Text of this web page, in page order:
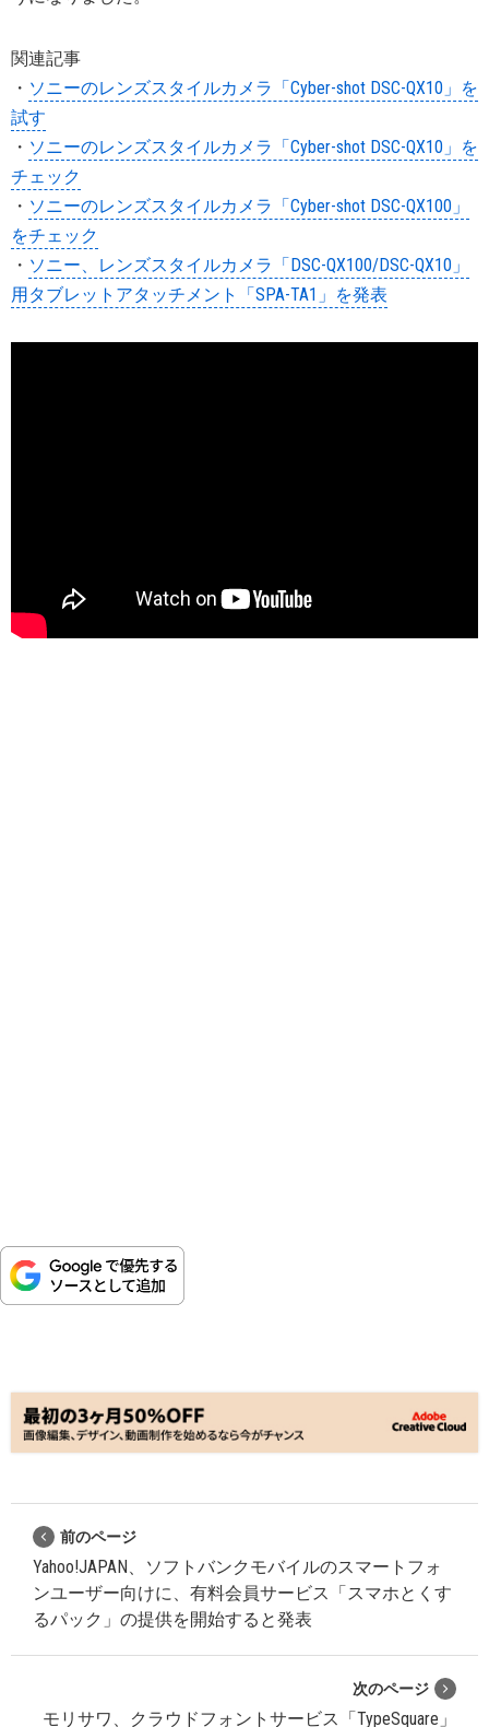
関連記事
・ ソニーのレンズスタイルカメラ「Cyber-shot DSC-QX10」を
試す
・ ソニーのレンズスタイルカメラ「Cyber-shot DSC-QX10」を
チェック
・ ソニーのレンズスタイルカメラ「Cyber-shot DSC-QX100」
をチェック
・ ソニー、レンズスタイルカメラ「DSC-QX100/DSC-QX10」
用タブレットアタッチメント「SPA-TA1」を発表
前のページ
Yahoo!JAPAN、ソフトバンクモバイルのスマートフォ
ンユーザー向けに、有料会員サービス「スマホとくす
るパック」の提供を開始すると発表
次のページ
モリサワ、クラウドフォントサービス「TypeSquare」